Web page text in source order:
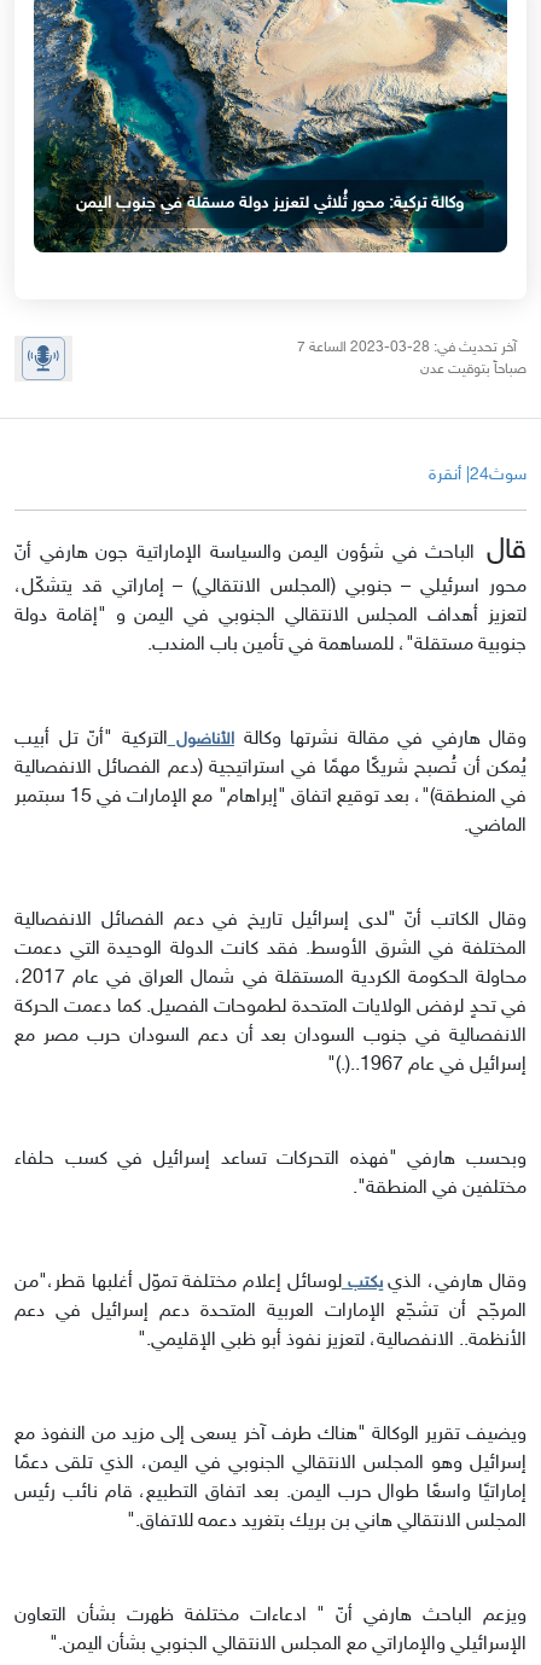
وكالة تركية: محور ثُلاثي لتعزيز دولة مسقلة في جنوب اليمن
آخر تحديث في: 28-03-2023 الساعة 7
صباحاً بتوقيت عدن
سوث24| أنقرة
قال الباحث في شؤون اليمن والسياسة الإماراتية جون هارفي أنّ
محور اسرئيلي – جنوبي (المجلس الانتقالي) – إماراتي قد يتشكّل،
لتعزيز أهداف المجلس الانتقالي الجنوبي في اليمن و "إقامة دولة
جنوبية مستقلة"، للمساهمة في تأمين باب المندب.
وقال هارفي في مقالة نشرتها وكالة الأناضول التركية "أنّ تل أبيب
يُمكن أن تُصبح شريكًا مهمًا في استراتيجية (دعم الفصائل الانفصالية
في المنطقة)"، بعد توقيع اتفاق "إبراهام" مع الإمارات في 15 سبتمبر
الماضي.
وقال الكاتب أنّ "لدى إسرائيل تاريخ في دعم الفصائل الانفصالية
المختلفة في الشرق الأوسط. فقد كانت الدولة الوحيدة التي دعمت
محاولة الحكومة الكردية المستقلة في شمال العراق في عام 2017،
في تحدٍ لرفض الولايات المتحدة لطموحات الفصيل. كما دعمت الحركة
الانفصالية في جنوب السودان بعد أن دعم السودان حرب مصر مع
إسرائيل في عام 1967..(.)"
وبحسب هارفي "فهذه التحركات تساعد إسرائيل في كسب حلفاء
مختلفين في المنطقة".
وقال هارفي، الذييكتبلوسائل إعلام مختلفة تموّل أغلبها قطر،"من
المرجّح أن تشجّع الإمارات العربية المتحدة دعم إسرائيل في دعم
الأنظمة.. الانفصالية، لتعزيز نفوذ أبو ظبي الإقليمي."
ويضيف تقرير الوكالة "هناك طرف آخر يسعى إلى مزيد من النفوذ مع
إسرائيل وهو المجلس الانتقالي الجنوبي في اليمن، الذي تلقى دعمًا
إماراتيًا واسعًا طوال حرب اليمن. بعد اتفاق التطبيع، قام نائب رئيس
المجلس الانتقالي هاني بن بريك بتغريد دعمه للاتفاق."
ويزعم الباحث هارفي أنّ " ادعاءات مختلفة ظهرت بشأن التعاون
الإسرائيلي والإماراتي مع المجلس الانتقالي الجنوبي بشأن اليمن."